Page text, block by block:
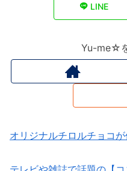
LINE
Yu-me☆
オリジナルチロルチョコが